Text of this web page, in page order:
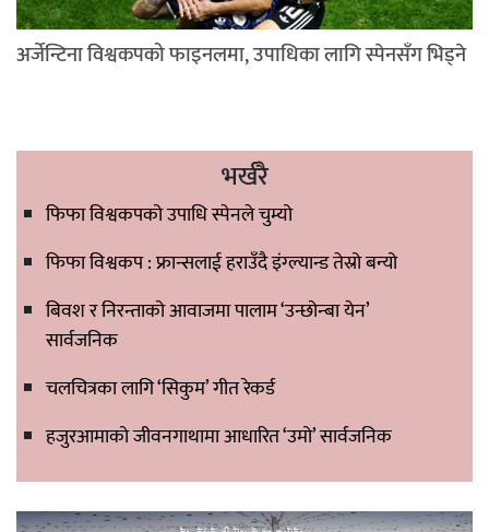
अर्जेन्टिना विश्वकपको फाइनलमा, उपाधिका लागि स्पेनसँग भिड्ने
भर्खरै
फिफा विश्वकपको उपाधि स्पेनले चुम्यो
फिफा विश्वकप : फ्रान्सलाई हराउँदै इंग्ल्यान्ड तेस्रो बन्यो
बिवश र निरन्ताको आवाजमा पालाम ‘उन्छोन्बा येन’
सार्वजनिक
चलचित्रका लागि ‘सिकुम’ गीत रेकर्ड
हजुरआमाको जीवनगाथामा आधारित ‘उमो’ सार्वजनिक